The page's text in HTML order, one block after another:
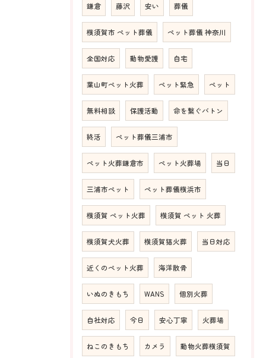
鎌倉 藤沢 安い 葬儀
横須賀市 ペット葬儀 ペット葬儀 神奈川
全国対応 動物愛護 自宅
葉山町ペット火葬 ペット緊急 ペット
無料相談 保護活動 命を繋ぐバトン
終活 ペット葬儀三浦市
ペット火葬鎌倉市 ペット火葬場 当日
三浦市ペット ペット葬儀横浜市
横須賀 ペット火葬 横須賀 ペット 火葬
横須賀犬火葬 横須賀猫火葬 当日対応
近くのペット火葬 海洋散骨
いぬのきもち WANS 個別火葬
自社対応 今日 安心丁寧 火葬場
ねこのきもち カメラ 動物火葬横須賀